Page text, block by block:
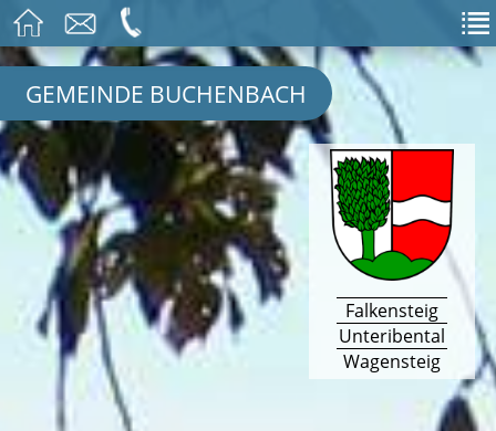
GEMEINDE BUCHENBACH
Falkensteig
Unteribental
Wagensteig